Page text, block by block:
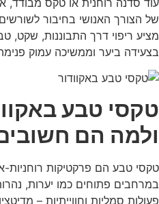
עוד סדנה רוחנית או טקס מבודד,
של הצורך האנושי בחיבור
מציע ריפוי דרך התבוננות, שקט,
בצעידה ביער וממשיכה עמוק
טקסי טבע
ולמה הם
טקסי טבע הם פרקטיקות רוחניות-
במרחבים פתוחים כמו יערות,
פעולות סמליות וחווייתיות –